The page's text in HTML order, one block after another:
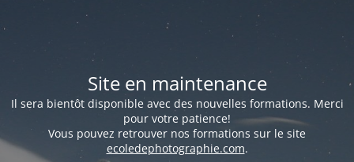
Site en maintenance
Il sera bientôt disponible avec des nouvelles formations. Merci
pour votre patience!
Vous pouvez retrouver nos formations sur le site
ecoledephotographie.com.